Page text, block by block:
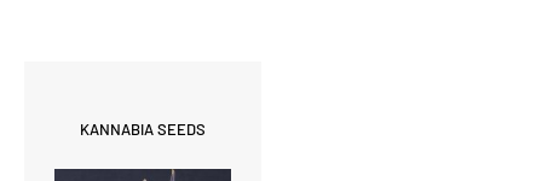
KANNABIA SEEDS